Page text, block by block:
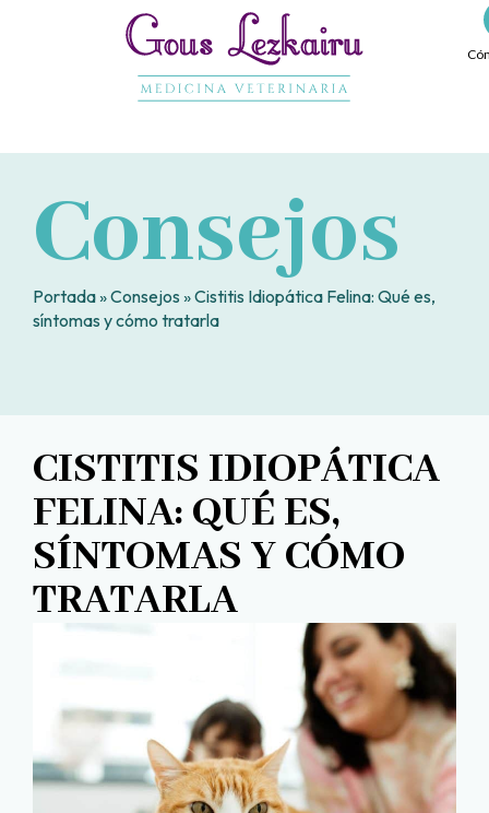
Consejos
Portada»Consejos »Cistitis Idiopática Felina: Qué es,
síntomas y cómo tratarla
CISTITIS IDIOPÁTICA
FELINA: QUÉ ES,
SÍNTOMAS Y CÓMO
TRATARLA